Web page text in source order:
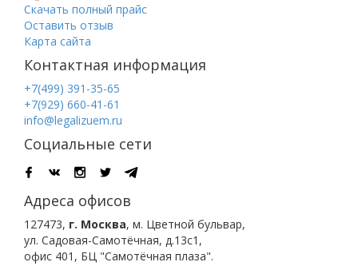
Скачать полный прайс
Оставить отзыв
Карта сайта
Контактная информация
+7(499) 391-35-65
+7(929) 660-41-61
info@legalizuem.ru
Социальные сети
Адреса офисов
127473, г. Москва, м. Цветной бульвар,
ул. Садовая-Самотёчная, д.13с1,
офис 401, БЦ "Самотёчная плаза".